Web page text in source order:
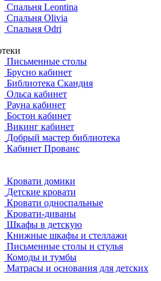
Спальня Leontina
Спальня Olivia
Спальня Odri
Письменные столы
Брусно кабинет
Библиотека Скандия
Ольса кабинет
Рауна кабинет
Бостон кабинет
Викинг кабинет
Добрый мастер библиотека
Кабинет Прованс
Кровати домики
Детские кровати
Кровати односпальные
Кровати-диваны
Шкафы в детскую
Книжные шкафы и стеллажи
Письменные столы и стулья
Комоды и тумбы
Матрасы и основания для детских